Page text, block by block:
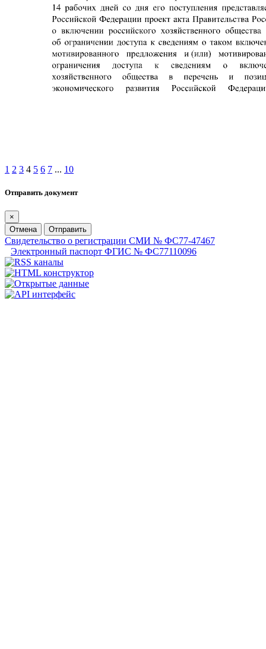
1 2 3 4 5 6 7 ... 10
Отправить документ
×
Отмена
Отправить
Свидетельство о регистрации СМИ № ФС77-47467
Электронный паспорт ФГИС № ФС77110096